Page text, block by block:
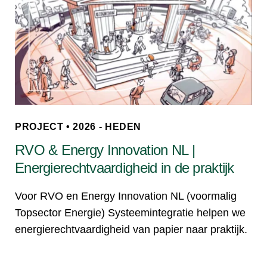
PROJECT • 2026 - HEDEN
RVO & Energy Innovation NL |
Energierechtvaardigheid in de praktijk
Voor RVO en Energy Innovation NL (voormalig
Topsector Energie) Systeemintegratie helpen we
energierechtvaardigheid van papier naar praktijk.